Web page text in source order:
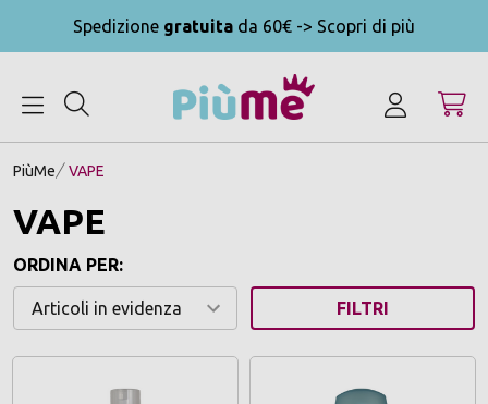
Spedizione gratuita da 60€ -> Scopri di più
PiùMe VAPE
VAPE
ORDINA PER:
FILTRI